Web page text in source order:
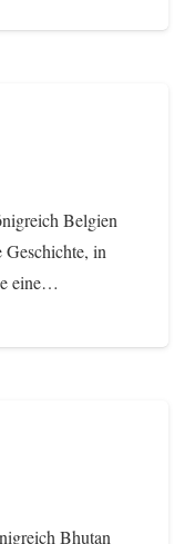
Belgien
Geschichte, in
eine…
Bhutan